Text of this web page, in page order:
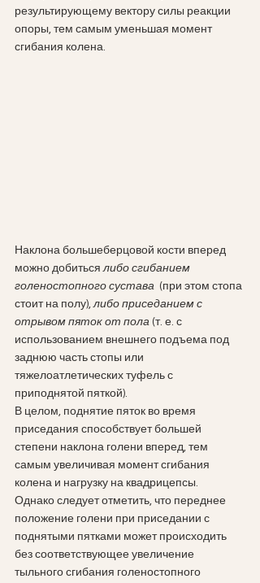
результирующему вектору силы реакции
опоры, тем самым уменьшая момент
сгибания колена.
Наклона большеберцовой кости вперед
можно добиться либо сгибанием
голеностопного сустава (при этом стопа
стоит на полу), либо приседанием с
отрывом пяток от пола (т. е. с
использованием внешнего подъема под
заднюю часть стопы или
тяжелоатлетических туфель с
приподнятой пяткой).
В целом, поднятие пяток во время
приседания способствует большей
степени наклона голени вперед, тем
самым увеличивая момент сгибания
колена и нагрузку на квадрицепсы.
Однако следует отметить, что переднее
положение голени при приседании с
поднятыми пятками может происходить
без соответствующее увеличение
тыльного сгибания голеностопного